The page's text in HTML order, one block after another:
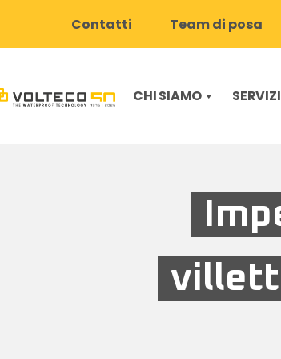
Contatti Team di posa
CHI SIAMO